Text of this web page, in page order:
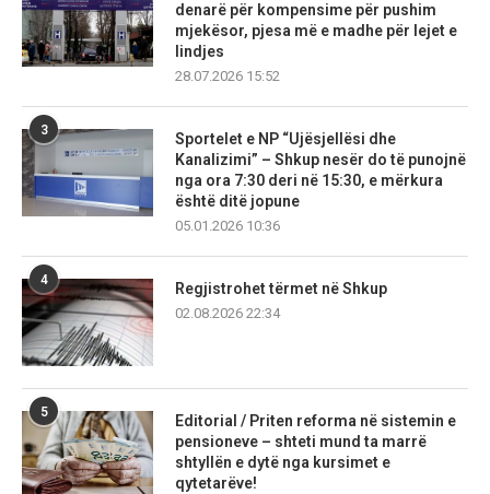
denarë për kompensime për pushim
mjekësor, pjesa më e madhe për lejet e
lindjes
28.07.2026 15:52
3
Sportelet e NP “Ujësjellësi dhe
Kanalizimi” – Shkup nesër do të punojnë
nga ora 7:30 deri në 15:30, e mërkura
është ditë jopune
05.01.2026 10:36
4
Regjistrohet tërmet në Shkup
02.08.2026 22:34
5
Editorial / Priten reforma në sistemin e
pensioneve – shteti mund ta marrë
shtyllën e dytë nga kursimet e
qytetarëve!